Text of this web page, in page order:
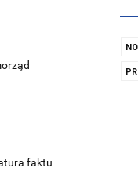
faktu